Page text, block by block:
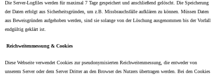
Die Server-Logfiles werden für maximal 7 Tage gespeichert und anschließend gelöscht. Die Speicherung
der Daten erfolgt aus Sicherheitsgründen, um z.B. Missbrauchsfälle aufklären zu können. Müssen Daten
aus Beweisgründen aufgehoben werden, sind sie solange von der Löschung ausgenommen bis der Vorfall
endgültig geklärt ist.
Reichweitenmessung & Cookies
Diese Webseite verwendet Cookies zur pseudonymisierten Reichweitenmessung, die entweder von
unserem Server oder dem Server Dritter an den Browser des Nutzers übertragen werden. Bei den Cookies